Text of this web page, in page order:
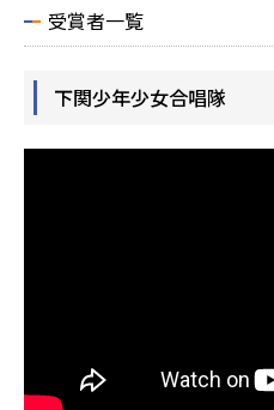
受賞者一覧
下関少年少女合唱隊